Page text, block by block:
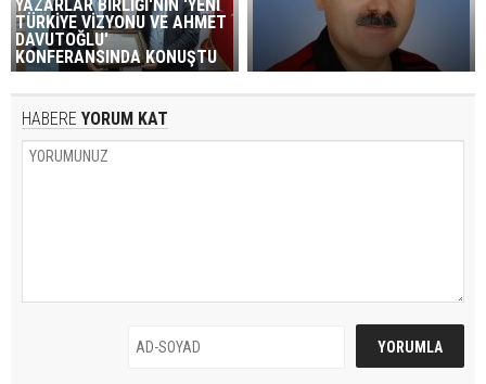
YAZARLAR BİRLİĞİ'NİN 'YENİ
TÜRKİYE VİZYONU VE AHMET
DAVUTOĞLU'
KONFERANSINDA KONUŞTU
HABERE YORUM KAT